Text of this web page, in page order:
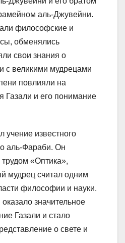
аль-Джувейни.
философские и
обменялись
свои знания о
с великими мудрецами
повлияли на
Газали и его понимание
учение известного
аль-Фараби. Он
трудом «Оптика»,
мудрец считал одним
философии и науки.
значительное
Газали и стало
о свете и